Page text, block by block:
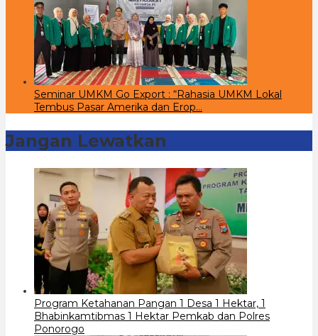
Seminar UMKM Go Export : “Rahasia UMKM Lokal
Tembus Pasar Amerika dan Erop…
Jangan Lewatkan
Program Ketahanan Pangan 1 Desa 1 Hektar, 1
Bhabinkamtibmas 1 Hektar Pemkab dan Polres
Ponorogo